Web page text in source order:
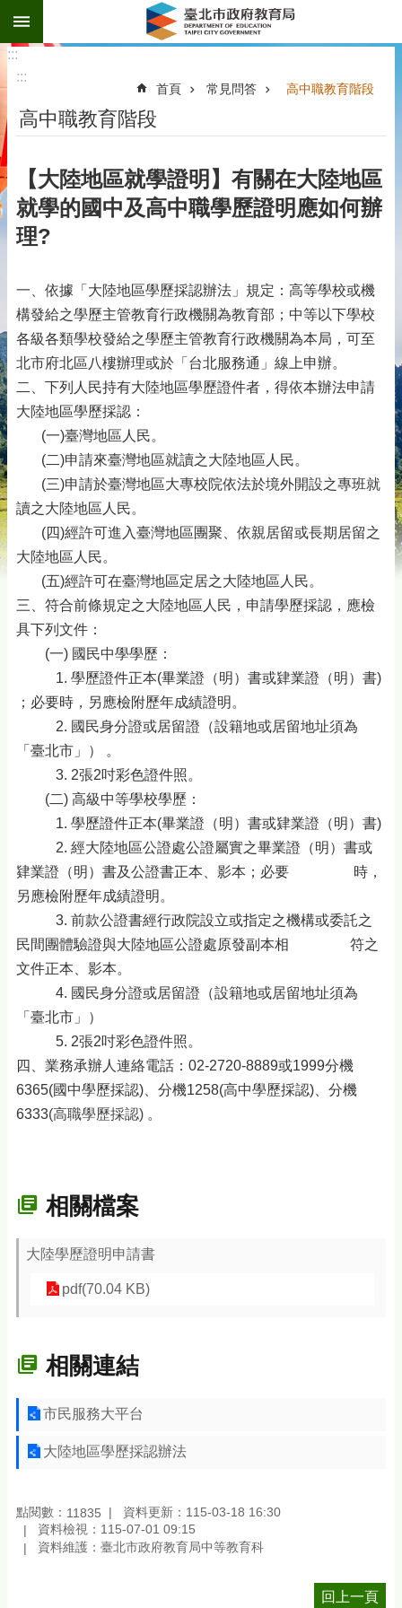
跳到主要內容區塊
:::
:::
首頁 常見問答 高中職教育階段
高中職教育階段
【大陸地區就學證明】有關在大陸地區
就學的國中及高中職學歷證明應如何辦
理?
一、依據「大陸地區學歷採認辦法」規定：高等學校或機
構發給之學歷主管教育行政機關為教育部；中等以下學校
各級各類學校發給之學歷主管教育行政機關為本局，可至
北市府北區八樓辦理或於「台北服務通」線上申辦。
二、下列人民持有大陸地區學歷證件者，得依本辦法申請
大陸地區學歷採認：
(一)臺灣地區人民。
(二)申請來臺灣地區就讀之大陸地區人民。
(三)申請於臺灣地區大專校院依法於境外開設之專班就
讀之大陸地區人民。
(四)經許可進入臺灣地區團聚、依親居留或長期居留之
大陸地區人民。
(五)經許可在臺灣地區定居之大陸地區人民。
三、符合前條規定之大陸地區人民，申請學歷採認，應檢
具下列文件：
(一) 國民中學學歷：
1. 學歷證件正本(畢業證（明）書或肄業證（明）書)
；必要時，另應檢附歷年成績證明。
2. 國民身分證或居留證（設籍地或居留地址須為
「臺北市」） 。
3. 2張2吋彩色證件照。
(二) 高級中等學校學歷：
1. 學歷證件正本(畢業證（明）書或肄業證（明）書)
2. 經大陸地區公證處公證屬實之畢業證（明）書或
肄業證（明）書及公證書正本、影本；必要 時，
另應檢附歷年成績證明。
3. 前款公證書經行政院設立或指定之機構或委託之
民間團體驗證與大陸地區公證處原發副本相 符之
文件正本、影本。
4. 國民身分證或居留證（設籍地或居留地址須為
「臺北市」）
5. 2張2吋彩色證件照。
四、業務承辦人連絡電話：02-2720-8889或1999分機
6365(國中學歷採認)、分機1258(高中學歷採認)、分機
6333(高職學歷採認) 。
相關檔案
大陸學歷證明申請書
pdf(70.04 KB)
相關連結
市民服務大平台
大陸地區學歷採認辦法
點閱數： 11835
資料更新：115-03-18 16:30
資料檢視：115-07-01 09:15
資料維護：臺北市政府教育局中等教育科
回上一頁